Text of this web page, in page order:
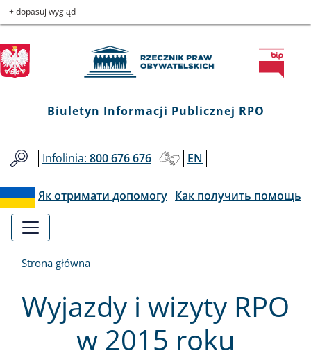
Przejdź
do
menu
głównego
Przejdź
do
treści
Przejdź
to
informacji
o
kontakcie
Przejdź
do
mapy
serwisu
Biuletyn
Informacji
Publicznej
RPO
+ dopasuj wygląd
Biuletyn Informacji Publicznej RPO
Infolinia: 800 676 676 EN
Як отримати допомогу Как получить помощь
Strona główna
Wyjazdy i wizyty RPO
w 2015 roku